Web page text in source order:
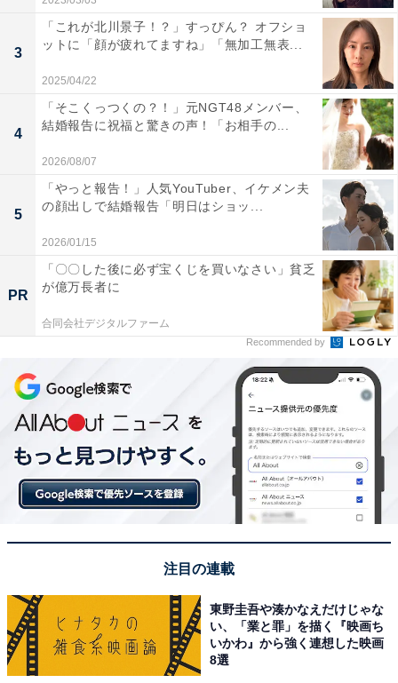
3
「これが北川景子！？」すっぴん？ オフショ
ットに「顔が疲れてますね」「無加工無表...
2025/04/22
4
「そこくっつくの？！」元NGT48メンバー、
結婚報告に祝福と驚きの声！「お相手の...
2026/08/07
5
「やっと報告！」人気YouTuber、イケメン夫
の顔出しで結婚報告「明日はショッ...
2026/01/15
PR
「〇〇した後に必ず宝くじを買いなさい」貧乏
が億万長者に
合同会社デジタルファーム
Recommended by
注目の連載
東野圭吾や湊かなえだけじゃな
い、「業と罪」を描く『映画ち
いかわ』から強く連想した映画
8選